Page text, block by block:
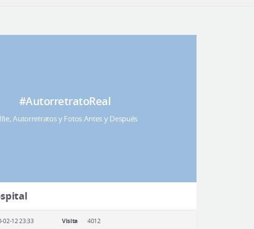
#AutorretratoReal
Autorretratos y Fotos Antes y Después
02-12 23:33 Visita 4012